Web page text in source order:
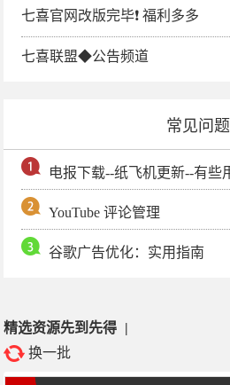
七喜官网改版完毕❗️ 福利多多
七喜联盟◆公告频道
常见问题
YouTube 评论管理
谷歌广告优化：实用指南
精选资源先到先得 |
换一批